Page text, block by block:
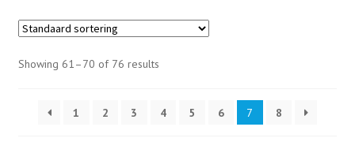
Showing 61–70 of 76 results
1 2 3 4 5 6 7 8